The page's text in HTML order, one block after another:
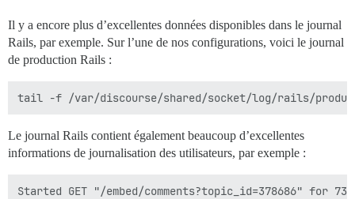
Il y a encore plus d’excellentes données disponibles dans le journal
Rails, par exemple. Sur l’une de nos configurations, voici le journal
de production Rails :
Le journal Rails contient également beaucoup d’excellentes
informations de journalisation des utilisateurs, par exemple :
Started GET "/embed/comments?topic_id=378686" for